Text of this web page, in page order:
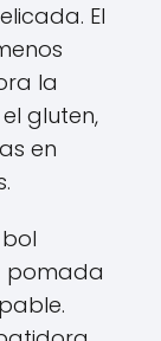
El
la
gluten,
en
bol
pomada